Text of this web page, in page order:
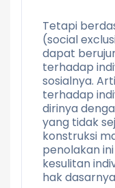
Tetapi
(social
dapat
terhadap
sosialnya.
terhadap
dirinya
yang tidak
konstruksi
penolakan
kesulitan
hak